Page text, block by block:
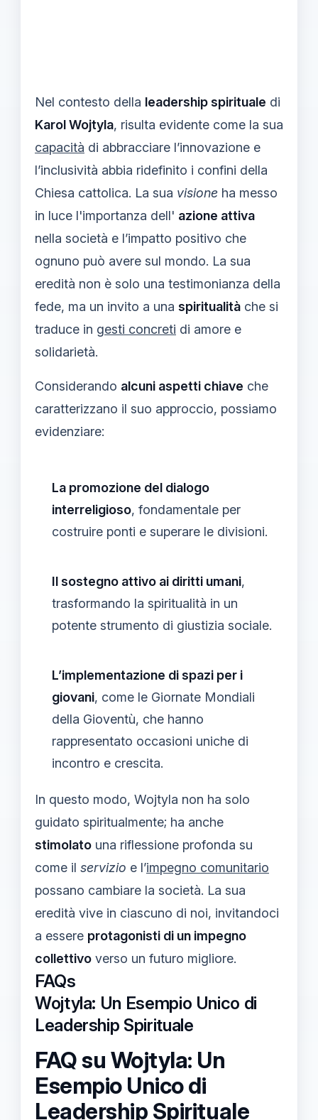
Nel contesto della leadership spirituale di
Karol Wojtyla, risulta evidente come la sua
capacità di abbracciare l’innovazione e
l’inclusività abbia ridefinito i confini della
Chiesa cattolica. La sua visione ha messo
in luce l'importanza dell' azione attiva
nella società e l’impatto positivo che
ognuno può avere sul mondo. La sua
eredità non è solo una testimonianza della
fede, ma un invito a una spiritualità che si
traduce in gesti concreti di amore e
solidarietà.
Considerando alcuni aspetti chiave che
caratterizzano il suo approccio, possiamo
evidenziare:
La promozione del dialogo
interreligioso, fondamentale per
costruire ponti e superare le divisioni.
Il sostegno attivo ai diritti umani,
trasformando la spiritualità in un
potente strumento di giustizia sociale.
L’implementazione di spazi per i
giovani, come le Giornate Mondiali
della Gioventù, che hanno
rappresentato occasioni uniche di
incontro e crescita.
In questo modo, Wojtyla non ha solo
guidato spiritualmente; ha anche
stimolato una riflessione profonda su
come il servizio e l’impegno comunitario
possano cambiare la società. La sua
eredità vive in ciascuno di noi, invitandoci
a essere protagonisti di un impegno
collettivo verso un futuro migliore.
FAQs
Wojtyla: Un Esempio Unico di
Leadership Spirituale
FAQ su Wojtyla: Un
Esempio Unico di
Leadership Spirituale